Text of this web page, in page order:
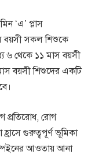
‘এ’ প্লাস
বয়সী সকল শিশুকে
৬ থেকে ১১ মাস বয়সী
বয়সী শিশুদের একটি
প্রতিরোধ, রোগ
গুরুত্বপূর্ণ ভূমিকা
আওতায় আনা